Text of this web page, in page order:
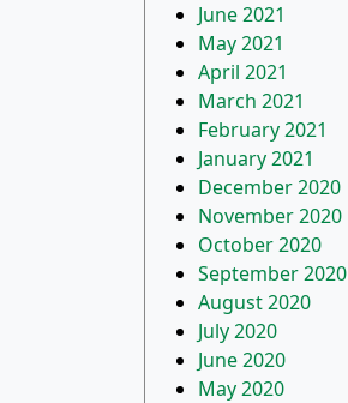
June 2021
May 2021
April 2021
March 2021
February 2021
January 2021
December 2020
November 2020
October 2020
September 2020
August 2020
July 2020
June 2020
May 2020